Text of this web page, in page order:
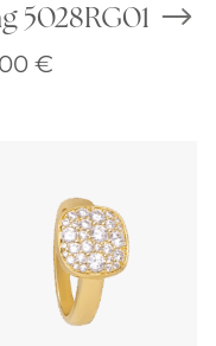
5028RG01
€